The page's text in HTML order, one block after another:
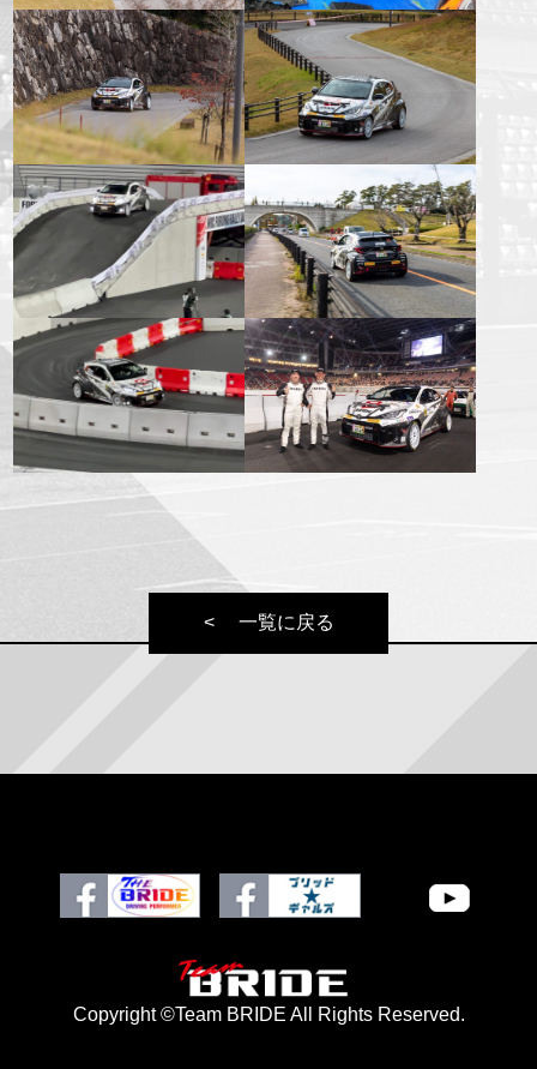
一覧に戻る
Copyright ©Team BRIDE All Rights Reserved.